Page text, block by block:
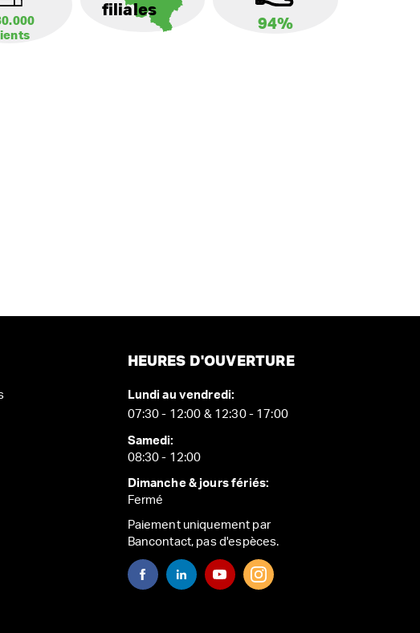
filiales
94%
HEURES D'OUVERTURE
Lundi au vendredi:
07:30 - 12:00 & 12:30 - 17:00
Samedi:
08:30 - 12:00
Dimanche & jours fériés:
Fermé
Paiement uniquement par
Bancontact, pas d'espèces.